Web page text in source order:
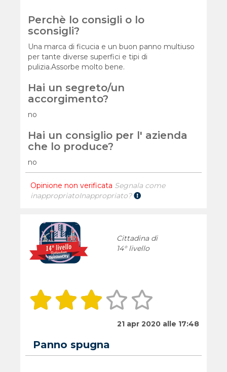
Perchè lo consigli o lo
sconsigli?
Una marca di ficucia e un buon panno multiuso
per tante diverse superfici e tipi di
pulizia.Assorbe molto bene.
Hai un segreto/un
accorgimento?
no
Hai un consiglio per l' azienda
che lo produce?
no
Opinione non verificata Segnala come
inappropriatoInappropriato?
Cittadina di
14° livello
21 apr 2020 alle 17:48
Panno spugna